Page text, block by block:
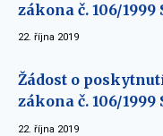
zákona č. 106/1999
22. října 2019
Žádost o
zákona č. 106/1999
22. října 2019